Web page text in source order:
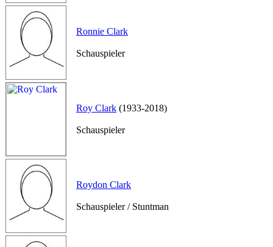
Ronnie Clark
Schauspieler
Roy Clark (1933-2018)
Schauspieler
Roydon Clark
Schauspieler / Stuntman